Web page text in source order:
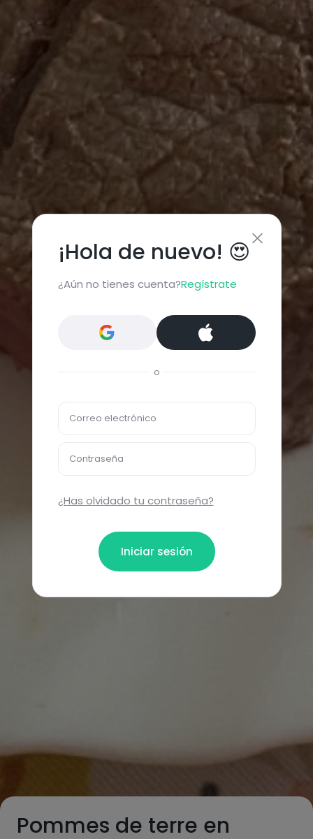
Pommes de terre en
¡Hola de nuevo! 😍
¿Aún no tienes cuenta?Regístrate
o
Correo electrónico
Contraseña
¿Has olvidado tu contraseña?
Iniciar sesión